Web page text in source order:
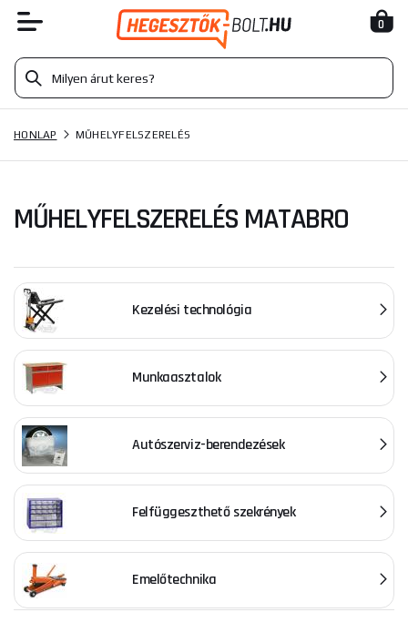
0
HONLAP MŰHELYFELSZERELÉS
MŰHELYFELSZERELÉS MATABRO
Kezelési technológia
Munkaasztalok
Autószerviz-berendezések
Felfüggeszthető szekrények
Emelőtechnika